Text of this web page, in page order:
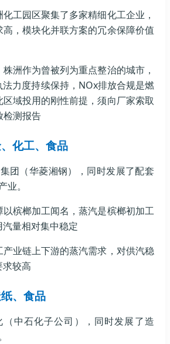
化工园区聚集了多家精细化工企业，
，模块化并联方案的冗余保障价值
株洲作为曾被列为重点整治的城市，
法力度持续保持，NOx排放合规是燃
域投用的刚性前提，须向厂家索取
检测报告
化工、食品
团（华菱湘钢），同时发展了配套
业。
以槟榔加工闻名，蒸汽是槟榔初加工
量相对集中稳定
产业链上下游的蒸汽需求，对供汽稳
求较高
、食品
中石化子公司），同时发展了造